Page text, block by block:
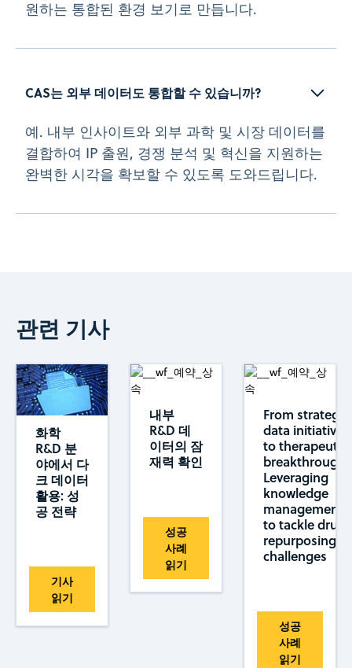
원하는 통합된 환경 보기로 만듭니다.
CAS는 외부 데이터도 통합할 수 있습니까?
예. 내부 인사이트와 외부 과학 및 시장 데이터를
결합하여 IP 출원, 경쟁 분석 및 혁신을 지원하는
완벽한 시각을 확보할 수 있도록 도와드립니다.
관련 기사
화학
R&D 분
야에서 다
크 데이터
활용: 성
공 전략
기사
읽기
내부
R&D 데
이터의 잠
재력 확인
성공
사례
읽기
From strategic
data initiatives
to therapeutic
Leveraging
knowledge
management
to tackle drug
repurposing
challenges
성공
사례
읽기